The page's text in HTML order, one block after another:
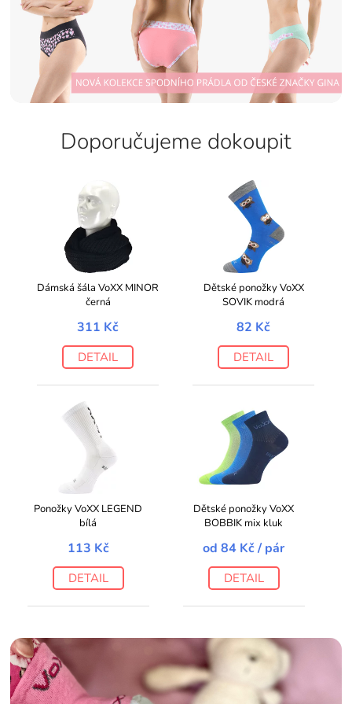
Doporučujeme dokoupit
Dámská šála VoXX MINOR
černá
311 Kč
DETAIL
Dětské ponožky VoXX
SOVIK modrá
82 Kč
DETAIL
Ponožky VoXX LEGEND
bílá
113 Kč
DETAIL
Dětské ponožky VoXX
BOBBIK mix kluk
od 84 Kč / pár
DETAIL